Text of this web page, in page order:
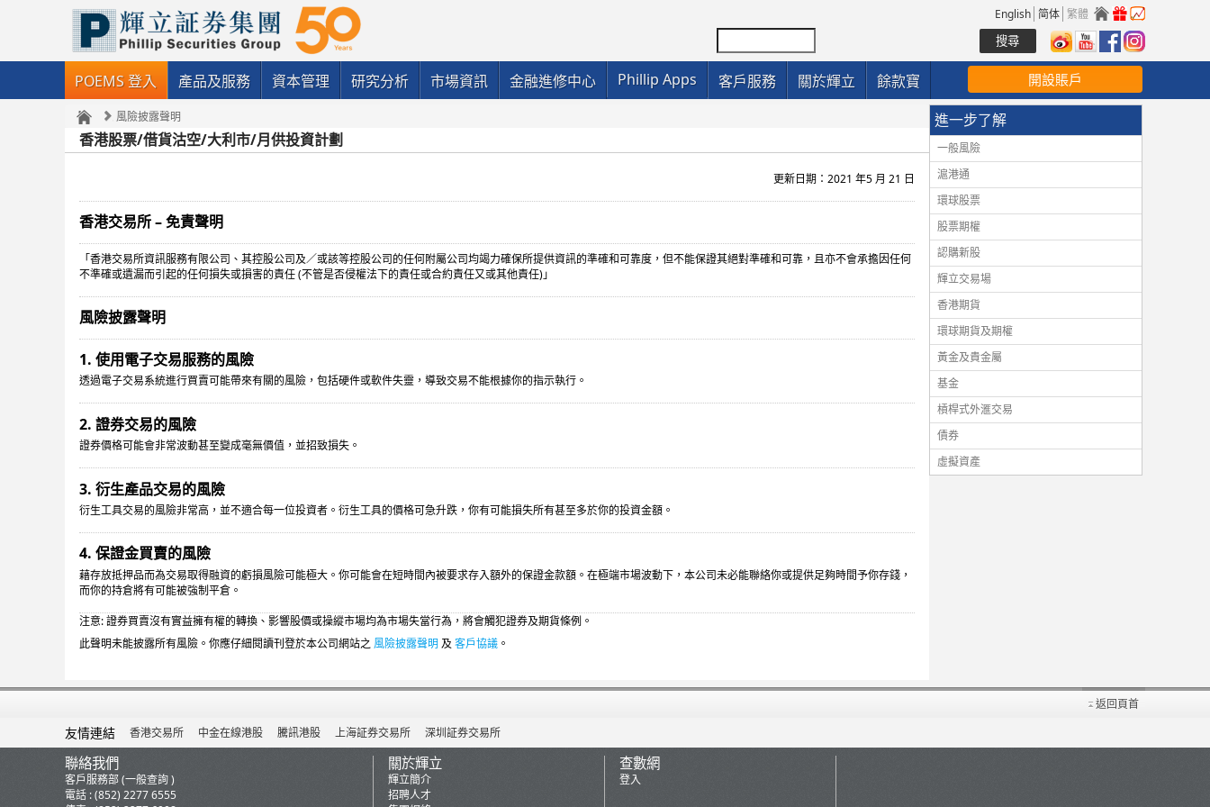
English 简体 繁體
POEMS 登入 產品及服務 資本管理 研究分析 市場資訊 金融進修中心 Phillip Apps 客戶服務 關於輝立 餘款寶 開設賬戶
風險披露聲明
香港股票/借貨沽空/大利市/月供投資計劃
更新日期：2021 年5 月 21 日
香港交易所 – 免責聲明
「香港交易所資訊服務有限公司、其控股公司及／或該等控股公司的任何附屬公司均竭力確保所提供資訊的準確和可靠度，但不能保證其絕對準確和可靠，且亦不會承擔因任何
不準確或遺漏而引起的任何損失或損害的責任 (不管是否侵權法下的責任或合約責任又或其他責任)」
風險披露聲明
1. 使用電子交易服務的風險
透過電子交易系統進行買賣可能帶來有關的風險，包括硬件或軟件失靈，導致交易不能根據你的指示執行。
2. 證券交易的風險
證券價格可能會非常波動甚至變成毫無價值，並招致損失。
3. 衍生產品交易的風險
衍生工具交易的風險非常高，並不適合每一位投資者。衍生工具的價格可急升跌，你有可能損失所有甚至多於你的投資金額。
4. 保證金買賣的風險
藉存放抵押品而為交易取得融資的虧損風險可能極大。你可能會在短時間內被要求存入額外的保證金款額。在極端市場波動下，本公司未必能聯絡你或提供足夠時間予你存錢，
而你的持倉將有可能被強制平倉。
注意: 證券買賣沒有實益擁有權的轉換、影響股價或操縱市場均為市場失當行為，將會觸犯證券及期貨條例。
此聲明未能披露所有風險。你應仔細閱讀刊登於本公司網站之風險披露聲明及 客戶協議 。
進一步了解
一般風險
滬港通
環球股票
股票期權
認購新股
輝立交易場
香港期貨
環球期貨及期權
黃金及貴金屬
基金
槓桿式外滙交易
債券
虛擬資產
返回頁首
友情連結 香港交易所 中金在線港股 騰訊港股 上海証券交易所 深圳証券交易所
聯絡我們
客戶服務部 (一般查詢 )
電話 : (852) 2277 6555
關於輝立
輝立簡介
招聘人才
查數網
登入